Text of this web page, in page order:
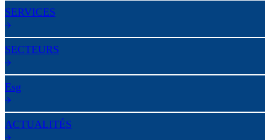
SERVICES
SECTEURS
Esg
ACTUALITÉS